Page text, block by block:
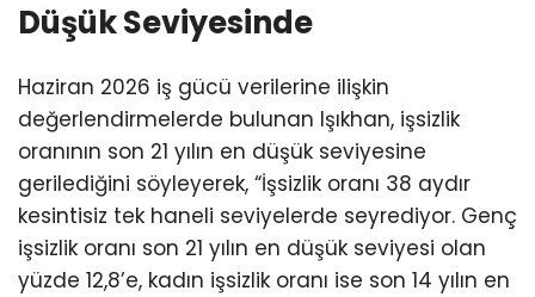
Düşük Seviyesinde
Haziran 2026 iş gücü verilerine ilişkin
değerlendirmelerde bulunan Işıkhan, işsizlik
oranının son 21 yılın en düşük seviyesine
gerilediğini söyleyerek, “İşsizlik oranı 38 aydır
kesintisiz tek haneli seviyelerde seyrediyor. Genç
işsizlik oranı son 21 yılın en düşük seviyesi olan
yüzde 12,8’e, kadın işsizlik oranı ise son 14 yılın en